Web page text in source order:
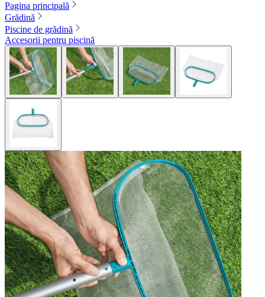
Pagina principală
Grădină
Piscine de grădină
Accesorii pentru piscină